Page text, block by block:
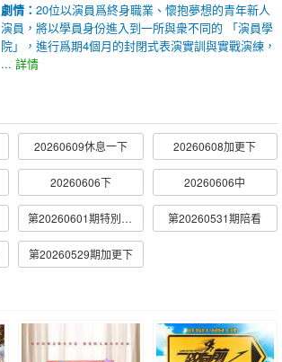
劇情： 20位以演員爲終身職業、懷抱夢想的青年新人
演員，將以學員身份進入到一所與衆不同的 「演員學
院」，進行爲期4個月的封閉式表演實訓與實戰演練，
... 詳情
20260609休息一下 20260608加更下
20260606下 20260606中
第20260601期特別加更 第20260531期陪看
第20260529期加更下